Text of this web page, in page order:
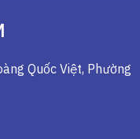
Quốc Việt, Phường